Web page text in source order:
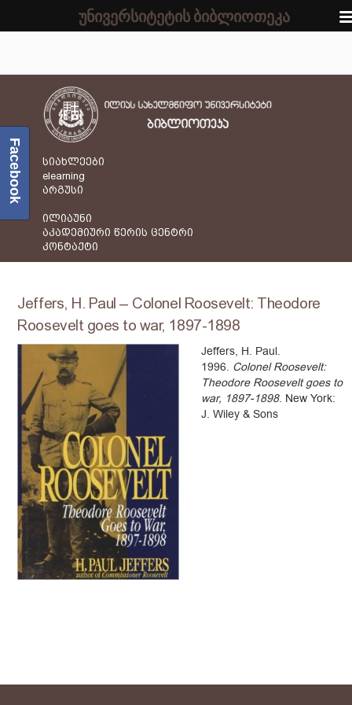
სიახლეები
elearning
არგუსი
ილიაუნი
აკადემიური წერის ცენტრი
კონტაქტი
Jeffers, H. Paul – Colonel Roosevelt: Theodore
Roosevelt goes to war, 1897-1898
Jeffers, H. Paul.
1996. Colonel Roosevelt:
Theodore Roosevelt goes to
war, 1897-1898. New York:
J. Wiley & Sons
Facebook
უნივერსიტეტის ბიბლიოთეკა